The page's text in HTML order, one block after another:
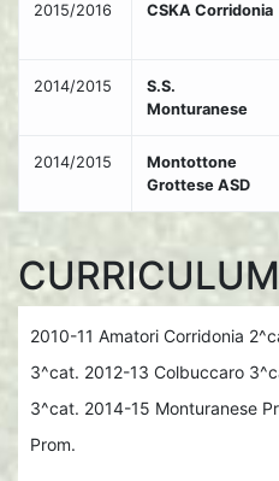
2015/2016 CSKA Corridonia
2014/2015
S.S.
Monturanese
2014/2015
Montottone
Grottese ASD
CURRICULUM
2010-11 Amatori Corridonia
3^cat. 2012-13 Colbuccaro
3^cat. 2014-15 Monturanese
Prom.